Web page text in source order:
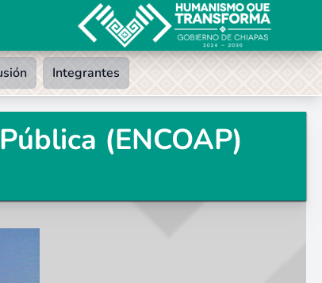
Integrantes
(ENCOAP)